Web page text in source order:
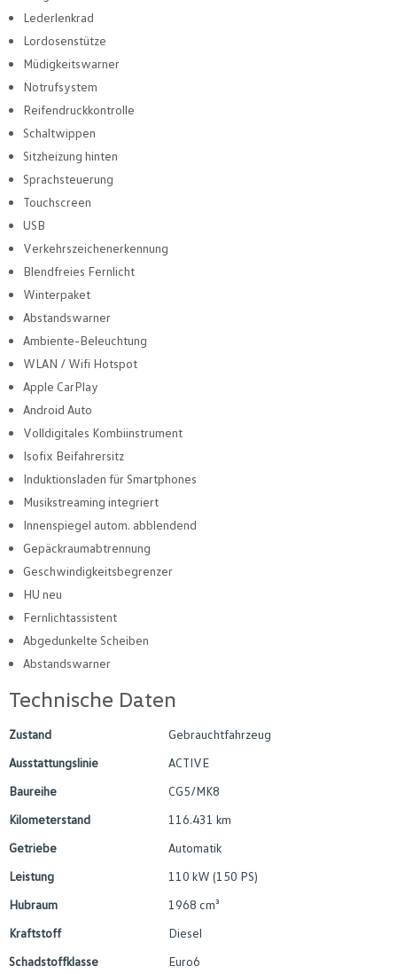
Lederlenkrad
Lordosenstütze
Müdigkeitswarner
Notrufsystem
Reifendruckkontrolle
Schaltwippen
Sitzheizung hinten
Sprachsteuerung
Touchscreen
USB
Verkehrszeichenerkennung
Blendfreies Fernlicht
Winterpaket
Abstandswarner
Ambiente-Beleuchtung
WLAN / Wifi Hotspot
Apple CarPlay
Android Auto
Volldigitales Kombiinstrument
Isofix Beifahrersitz
Induktionsladen für Smartphones
Musikstreaming integriert
Innenspiegel autom. abblendend
Gepäckraumabtrennung
Geschwindigkeitsbegrenzer
HU neu
Fernlichtassistent
Abgedunkelte Scheiben
Abstandswarner
Technische Daten
Zustand
Gebrauchtfahrzeug
Ausstattungslinie
ACTIVE
Baureihe
CG5/MK8
Kilometerstand
116.431 km
Getriebe
Automatik
Leistung
110 kW (150 PS)
Hubraum
1968 cm³
Kraftstoff
Diesel
Schadstoffklasse
Euro6